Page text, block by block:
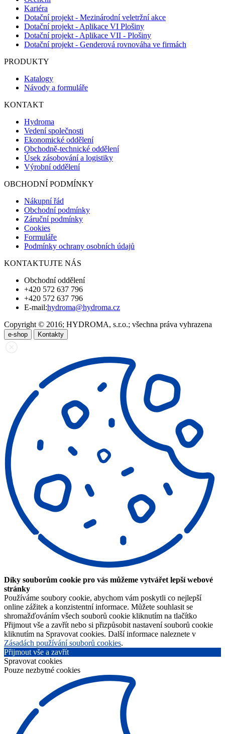
Kariéra
Dotační projekt - Mezinárodní veletržní akce
Dotační projekt - Aplikace VI Plošiny
Dotační projekt - Aplikace VII - Plošiny
Dotační projekt - Genderová rovnováha ve firmách
PRODUKTY
Katalogy
Návody a formuláře
KONTAKT
Hydroma
Vedení společnosti
Ekonomické oddělení
Obchodně-technické oddělení
Úsek zásobování a logistiky
Výrobní oddělení
OBCHODNÍ PODMÍNKY
Nákupní řád
Obchodní podmínky
Záruční podmínky
Cookies
Formuláře
Podmínky ochrany osobních údajů
KONTAKTUJTE NÁS
Obchodní oddělení
+420 572 637 796
+420 572 637 796
E-mail:hydroma@hydroma.cz
Copyright © 2016; HYDROMA, s.r.o.; všechna práva vyhrazena
e-shop Kontakty
Díky souborům cookie pro vás můžeme vytvářet lepší webové
stránky
Používáme soubory cookie, abychom vám poskytli co nejlepší
online zážitek a konzistentní informace. Můžete souhlasit se
shromažďováním všech souborů cookie kliknutím na tlačítko
Přijmout vše a zavřít nebo si přizpůsobit nastavení souborů cookie
kliknutím na Spravovat cookies. Další informace naleznete v
Zásadách používání souborů cookies.
Přijmout vše a zavřít
Spravovat cookies
Pouze nezbytné cookies